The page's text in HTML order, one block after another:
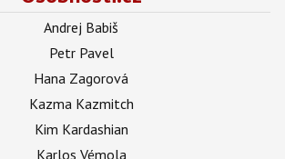
Andrej Babiš
Petr Pavel
Hana Zagorová
Kazma Kazmitch
Kim Kardashian
Karlos Vémola